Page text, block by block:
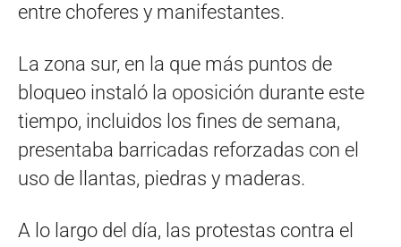
entre choferes y manifestantes.
La zona sur, en la que más puntos de
bloqueo instaló la oposición durante este
tiempo, incluidos los fines de semana,
presentaba barricadas reforzadas con el
uso de llantas, piedras y maderas.
A lo largo del día, las protestas contra el